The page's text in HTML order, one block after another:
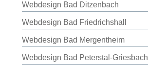
Webdesign Bad Ditzenbach
Webdesign Bad Friedrichshall
Webdesign Bad Mergentheim
Webdesign Bad Peterstal-Griesbach